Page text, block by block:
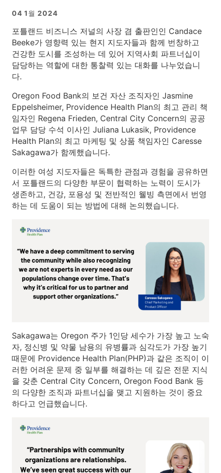
04 1월 2024
포틀랜드 비즈니스 저널의 사장 겸 출판인인 Candace
Beeke가 영향력 있는 현지 지도자들과 함께 번창하고
건강한 도시를 조성하는 데 있어 지역사회 파트너십이
담당하는 역할에 대한 통찰력 있는 대화를 나누었습니
다.
Oregon Food Bank의 보건 자산 조직자인 Jasmine
Eppelsheimer, Providence Health Plan의 최고 관리 책
임자인 Regena Frieden, Central City Concern의 공공
업무 담당 수석 이사인 Juliana Lukasik, Providence
Health Plan의 최고 마케팅 및 상품 책임자인 Caresse
Sakagawa가 함께했습니다.
이러한 여성 지도자들은 독특한 관점과 경험을 공유하면
서 포틀랜드의 다양한 부문이 협력하는 노력이 도시가
생존하고, 건강, 포용성 및 전반적인 웰빙 측면에서 번영
하는 데 도움이 되는 방법에 대해 논의했습니다.
Sakagawa는 Oregon 주가 1인당 세수가 가장 높고 노숙
자, 정신병 및 약물 남용의 유병률과 심각도가 가장 높기
때문에 Providence Health Plan(PHP)과 같은 조직이 이
러한 어려운 문제 중 일부를 해결하는 데 깊은 전문 지식
을 갖춘 Central City Concern, Oregon Food Bank 등
의 다양한 조직과 파트너십을 맺고 지원하는 것이 중요
하다고 언급했습니다.